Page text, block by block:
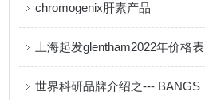
chromogenix肝素产品
上海起发glentham2022年价格表
世界科研品牌介绍之--- BANGS